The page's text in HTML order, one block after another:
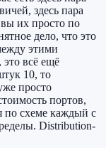
здесь пара
их просто по
дело, что это
этими
это всё ещё
10, то
просто
портов,
по схеме каждый с
Distribution-